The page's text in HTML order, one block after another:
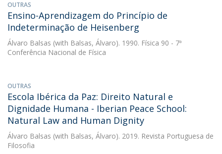
OUTRAS
Ensino-Aprendizagem do Princípio de
Indeterminação de Heisenberg
Álvaro Balsas (with Balsas, Álvaro). 1990. Física 90 - 7ª
Conferência Nacional de Física
OUTRAS
Escola Ibérica da Paz: Direito Natural e
Dignidade Humana - Iberian Peace School:
Natural Law and Human Dignity
Álvaro Balsas (with Balsas, Álvaro). 2019. Revista Portuguesa de
Filosofia